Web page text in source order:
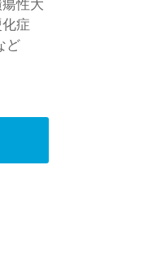
瘍性大
症
ど